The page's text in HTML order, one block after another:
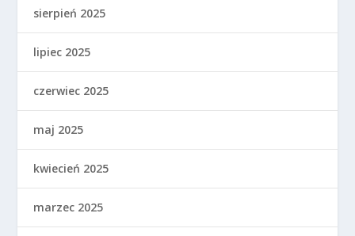
sierpień 2025
lipiec 2025
czerwiec 2025
maj 2025
kwiecień 2025
marzec 2025